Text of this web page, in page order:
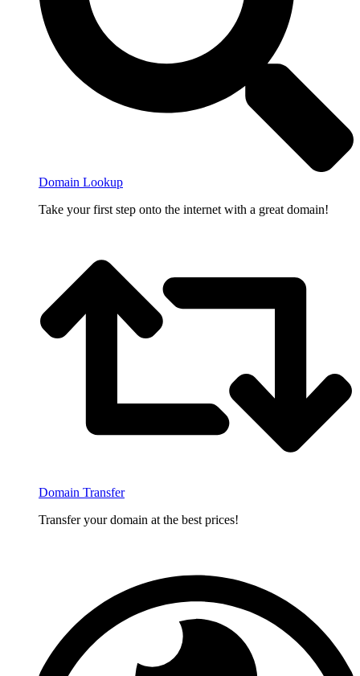
Domain Lookup
Take your first step onto the internet with a great domain!
Domain Transfer
Transfer your domain at the best prices!